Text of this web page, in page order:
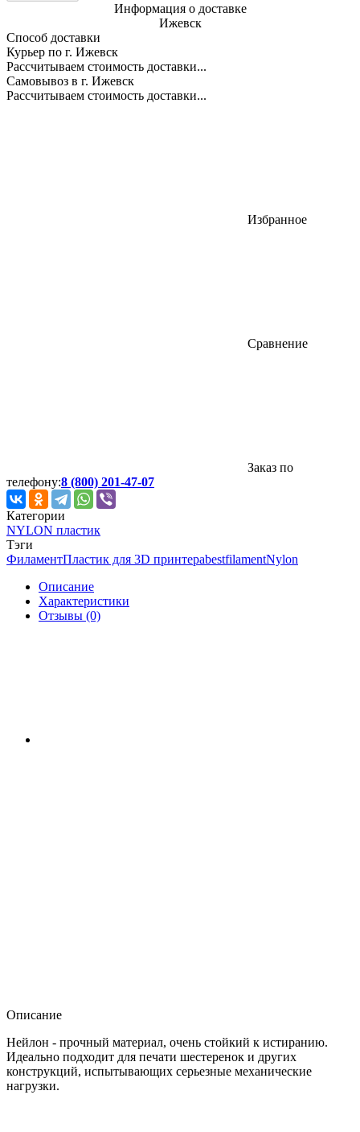
Информация о доставке
Ижевск
Способ доставки
Курьер по г. Ижевск
Рассчитываем стоимость доставки...
Самовывоз в г. Ижевск
Рассчитываем стоимость доставки...
Избранное
Сравнение
Заказ по
телефону:8 (800) 201-47-07
Категории
NYLON пластик
Тэги
ФиламентПластик для 3D принтераbestfilamentNylon
Описание
Характеристики
Отзывы (0)
Описание
Нейлон - прочный материал, очень стойкий к истиранию.
Идеально подходит для печати шестеренок и других
конструкций, испытывающих серьезные механические
нагрузки.